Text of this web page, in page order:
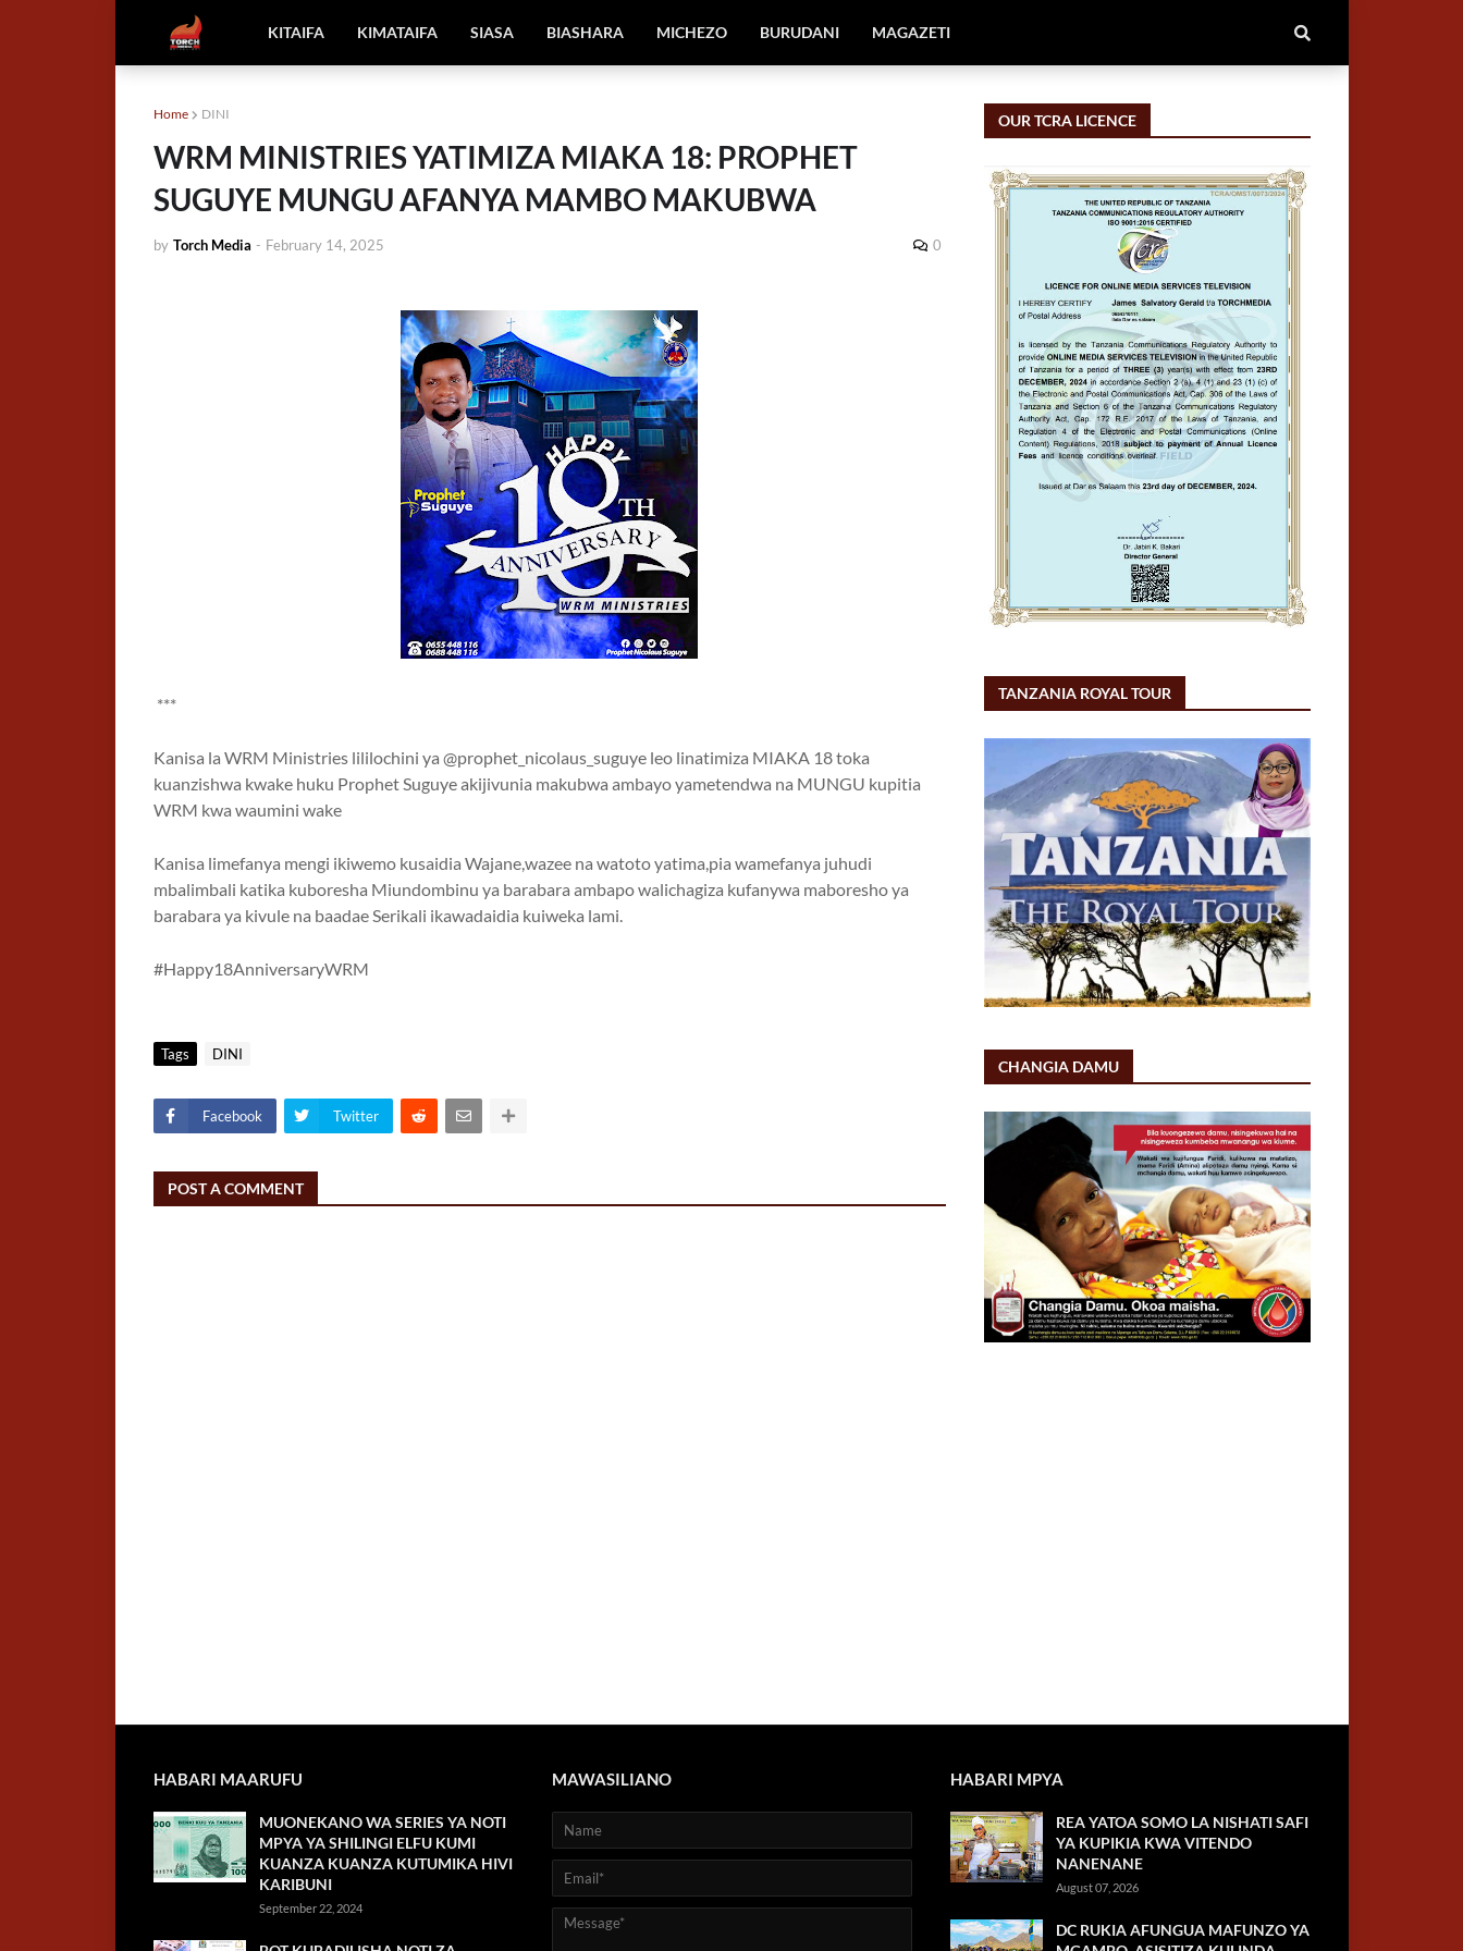
KITAIFA KIMATAIFA SIASA BIASHARA MICHEZO BURUDANI MAGAZETI
Home DINI
WRM MINISTRIES YATIMIZA MIAKA 18: PROPHET
SUGUYE MUNGU AFANYA MAMBO MAKUBWA
by Torch Media - February 14, 2025 0
***
Kanisa la WRM Ministries lililochini ya @prophet_nicolaus_suguye leo linatimiza MIAKA 18 toka
kuanzishwa kwake huku Prophet Suguye akijivunia makubwa ambayo yametendwa na MUNGU kupitia
WRM kwa waumini wake
Kanisa limefanya mengi ikiwemo kusaidia Wajane,wazee na watoto yatima,pia wamefanya juhudi
mbalimbali katika kuboresha Miundombinu ya barabara ambapo walichagiza kufanywa maboresho ya
barabara ya kivule na baadae Serikali ikawadaidia kuiweka lami.
#Happy18AnniversaryWRM
Tags DINI
Facebook Twitter
POST A COMMENT
OUR TCRA LICENCE
TANZANIA ROYAL TOUR
CHANGIA DAMU
HABARI MAARUFU
MUONEKANO WA SERIES YA NOTI
MPYA YA SHILINGI ELFU KUMI
KUANZA KUANZA KUTUMIKA HIVI
KARIBUNI
September 22, 2024
MAWASILIANO HABARI MPYA
REA YATOA SOMO LA NISHATI SAFI
YA KUPIKIA KWA VITENDO
NANENANE
August 07, 2026
DC RUKIA AFUNGUA MAFUNZO YA